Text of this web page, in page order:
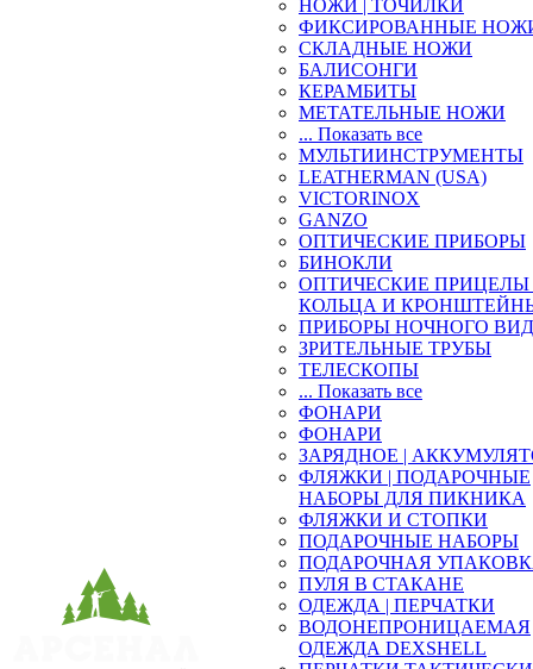
НОЖИ | ТОЧИЛКИ
ФИКСИРОВАННЫЕ
СКЛАДНЫЕ НОЖИ
БАЛИСОНГИ
КЕРАМБИТЫ
МЕТАТЕЛЬНЫЕ НОЖИ
... Показать все
МУЛЬТИИНСТРУМЕНТЫ
LEATHERMAN (USA)
VICTORINOX
GANZO
ОПТИЧЕСКИЕ ПРИБОРЫ
БИНОКЛИ
ОПТИЧЕСКИЕ ПРИЦЕЛЫ
КОЛЬЦА И
ПРИБОРЫ НОЧНОГО
ЗРИТЕЛЬНЫЕ ТРУБЫ
ТЕЛЕСКОПЫ
... Показать все
ФОНАРИ
ФОНАРИ
ЗАРЯДНОЕ |
ФЛЯЖКИ | ПОДАРОЧНЫЕ
НАБОРЫ ДЛЯ ПИКНИКА
ФЛЯЖКИ И СТОПКИ
ПОДАРОЧНЫЕ НАБОРЫ
ПОДАРОЧНАЯ
ПУЛЯ В СТАКАНЕ
ОДЕЖДА | ПЕРЧАТКИ
ВОДОНЕПРОНИЦАЕМАЯ
ОДЕЖДА DEXSHELL